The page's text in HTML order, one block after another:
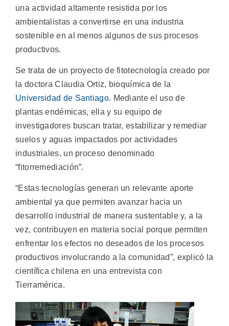
una actividad altamente resistida por los
ambientalistas a convertirse en una industria
sostenible en al menos algunos de sus procesos
productivos.
Se trata de un proyecto de fitotecnología creado por
la doctora Claudia Ortiz, bioquímica de la
Universidad de Santiago. Mediante el uso de
plantas endémicas, ella y su equipo de
investigadores buscan tratar, estabilizar y remediar
suelos y aguas impactados por actividades
industriales, un proceso denominado
“fitorremediación”.
“Estas tecnologías generan un relevante aporte
ambiental ya que permiten avanzar hacia un
desarrollo industrial de manera sustentable y, a la
vez, contribuyen en materia social porque permiten
enfrentar los efectos no deseados de los procesos
productivos involucrando a la comunidad”, explicó la
científica chilena en una entrevista con
Tierramérica.